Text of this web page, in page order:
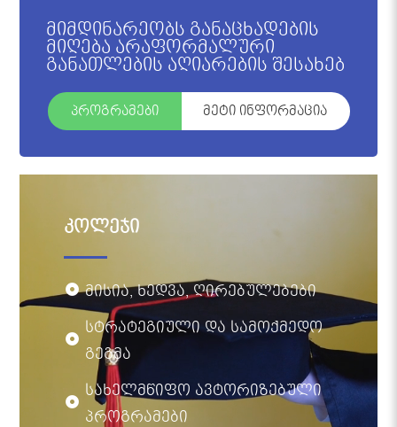
მიმდინარეობს განაცხადების
მიღება არაფორმალური
განათლების აღიარების შესახებ
პროგრამები მეტი ინფორმაცია
კოლეჯი
მისია, ხედვა, ღირებულებები
სტრატეგიული და სამოქმედო
გეგმა
სახელმწიფო ავტორიზებული
პროგრამები